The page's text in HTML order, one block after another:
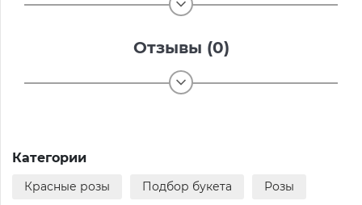
Отзывы (0)
Категории
Красные розы Подбор букета Розы